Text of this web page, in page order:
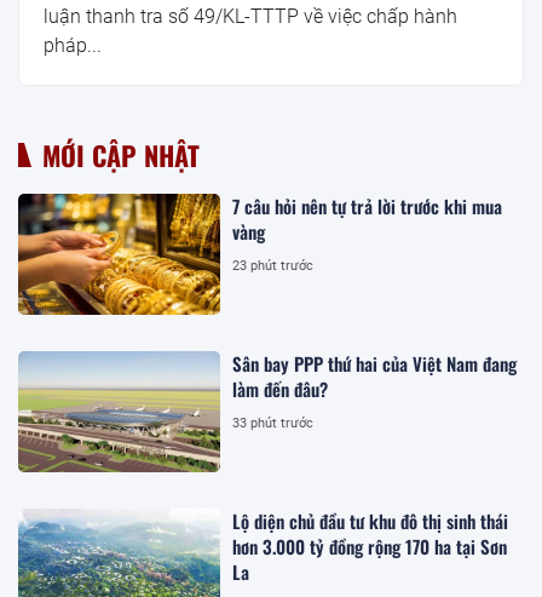
luận thanh tra số 49/KL-TTTP về việc chấp hành
pháp...
MỚI CẬP NHẬT
7 câu hỏi nên tự trả lời trước khi mua
vàng
23 phút trước
Sân bay PPP thứ hai của Việt Nam đang
làm đến đâu?
33 phút trước
Lộ diện chủ đầu tư khu đô thị sinh thái
hơn 3.000 tỷ đồng rộng 170 ha tại Sơn
La